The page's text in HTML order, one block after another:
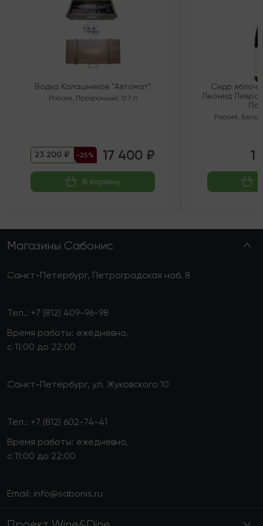
Водка Калашников "Автомат"
Россия, Прозрачный, 0.7 л
23 200 ₽ -25% 17 400 ₽
В корзину
Сидр
Леонид
Россия, Белый
1
Магазины Сабонис
Санкт-Петербург, Петроградская наб. 8
Тел.: +7 (812) 409-96-98
Время работы: ежедневно,
с 11:00 до 22:00
Санкт-Петербург, ул. Жуковского 10
Тел.: +7 (812) 602-74-41
Время работы: ежедневно,
с 11:00 до 22:00
Email: info@sabonis.ru